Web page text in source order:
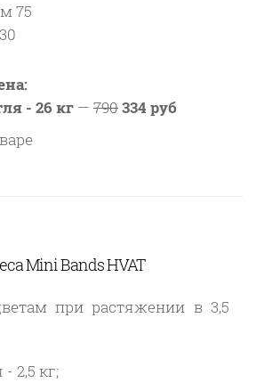
75
- 26 кг — 790334 руб
Mini Bands HVAT
при растяжении в 3,5
2,5 кг;